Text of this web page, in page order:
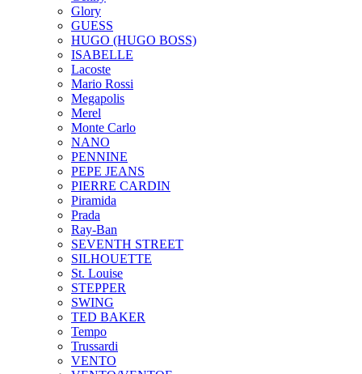
Glory
GUESS
HUGO (HUGO BOSS)
ISABELLE
Lacoste
Mario Rossi
Megapolis
Merel
Monte Carlo
NANO
PENNINE
PEPE JEANS
PIERRE CARDIN
Piramida
Prada
Ray-Ban
SEVENTH STREET
SILHOUETTE
St. Louise
STEPPER
SWING
TED BAKER
Tempo
Trussardi
VENTO